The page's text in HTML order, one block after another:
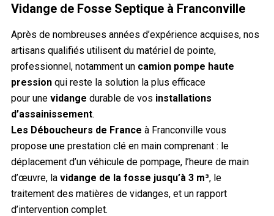
Vidange de Fosse Septique à Franconville​
Après de nombreuses années d’expérience acquises, nos
artisans qualifiés utilisent du matériel de pointe,
professionnel, notamment un camion pompe haute
pression qui reste la solution la plus efficace
pour une vidange durable de vos installations
d’assainissement.
Les Déboucheurs de France à Franconville vous
propose une prestation clé en main comprenant : le
déplacement d’un véhicule de pompage, l’heure de main
d’œuvre, la vidange de la fosse jusqu’à 3 m³, le
traitement des matières de vidanges, et un rapport
d’intervention complet.